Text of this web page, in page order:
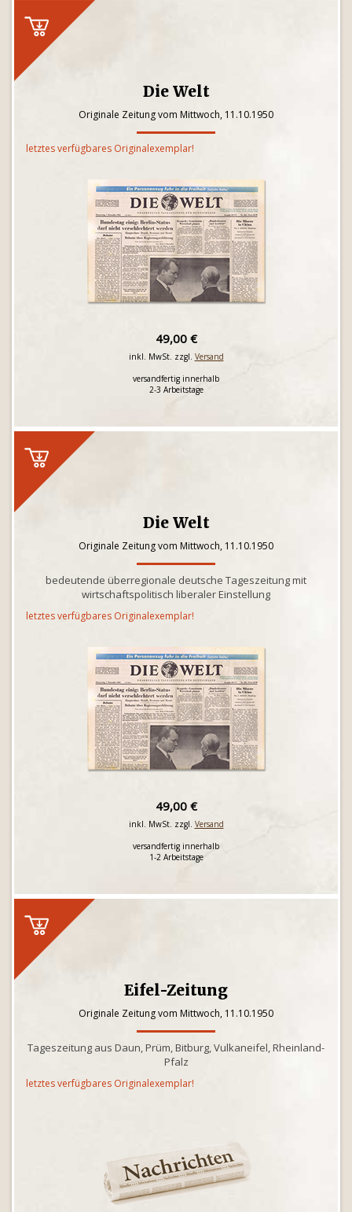
Die Welt
Originale Zeitung vom Mittwoch, 11.10.1950
letztes verfügbares Originalexemplar!
49,00 €
inkl. MwSt. zzgl. Versand
versandfertig innerhalb
2-3 Arbeitstage
Die Welt
Originale Zeitung vom Mittwoch, 11.10.1950
bedeutende überregionale deutsche Tageszeitung mit
wirtschaftspolitisch liberaler Einstellung
letztes verfügbares Originalexemplar!
49,00 €
inkl. MwSt. zzgl. Versand
versandfertig innerhalb
1-2 Arbeitstage
Eifel-Zeitung
Originale Zeitung vom Mittwoch, 11.10.1950
Tageszeitung aus Daun, Prüm, Bitburg, Vulkaneifel, Rheinland-
Pfalz
letztes verfügbares Originalexemplar!